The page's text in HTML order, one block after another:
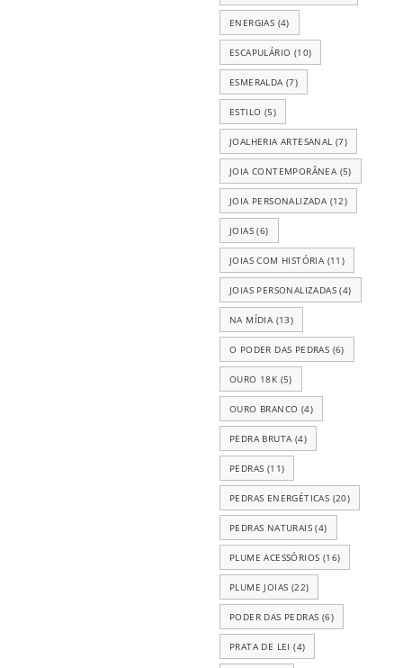
ENERGIAS (4)
ESCAPULÁRIO (10)
ESMERALDA (7)
ESTILO (5)
JOALHERIA ARTESANAL (7)
JOIA CONTEMPORÂNEA (5)
JOIA PERSONALIZADA (12)
JOIAS (6)
JOIAS COM HISTÓRIA (11)
JOIAS PERSONALIZADAS (4)
NA MÍDIA (13)
O PODER DAS PEDRAS (6)
OURO 18K (5)
OURO BRANCO (4)
PEDRA BRUTA (4)
PEDRAS (11)
PEDRAS ENERGÉTICAS (20)
PEDRAS NATURAIS (4)
PLUME ACESSÓRIOS (16)
PLUME JOIAS (22)
PODER DAS PEDRAS (6)
PRATA DE LEI (4)